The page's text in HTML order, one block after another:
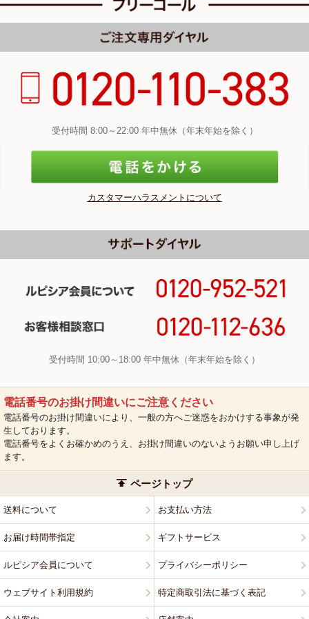
受付時間 8:00～22:00 年中無休（年末年始を除く）
カスタマーハラスメントについて
受付時間 10:00～18:00 年中無休（年末年始を除く）
電話番号のお掛け間違いにご注意ください
電話番号のお掛け間違いにより、一般の方へご迷惑をおかけする事象が発
生しております。
電話番号をよくお確かめのうえ、お掛け間違いのないようお願い申し上げ
ます。
ページトップ
送料について お支払い方法
お届け時間帯指定 ギフトサービス
ルピシア会員について プライバシーポリシー
ウェブサイト利用規約 特定商取引法に基づく表記